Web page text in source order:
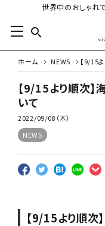
世界中のおしゃれ
search
ホーム NEWS 【9/15
【9/15より順次
いて
2022/09/08（木）
NEWS
【9/15より順